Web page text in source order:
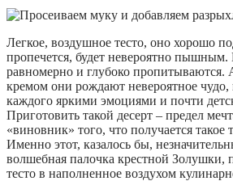
Легкое, воздушное тесто, оно хорошо
пропечется, будет невероятно пышным.
равномерно и глубоко пропитываются.
кремом они рождают невероятное чудо,
каждого яркими эмоциями и почти
Приготовить такой десерт – предел
«виновник» того, что получается такое
Именно этот, казалось бы,
волшебная палочка крестной Золушки,
тесто в наполненное воздухом